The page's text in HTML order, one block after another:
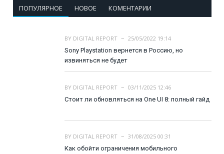
ПОПУЛЯРНОЕ НОВОЕ КОМЕНТАРИИ
BY DIGITAL REPORT
25/05/2022 19:14
Sony Playstation вернется в Россию, но
извиняться не будет
BY DIGITAL REPORT
03/11/2025 12:46
Стоит ли обновляться на One UI 8: полный гайд
BY DIGITAL REPORT
31/08/2025 00:31
Как обойти ограничения мобильного